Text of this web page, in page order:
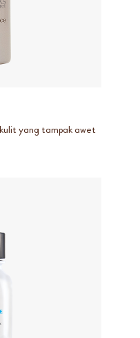
yang tampak awet